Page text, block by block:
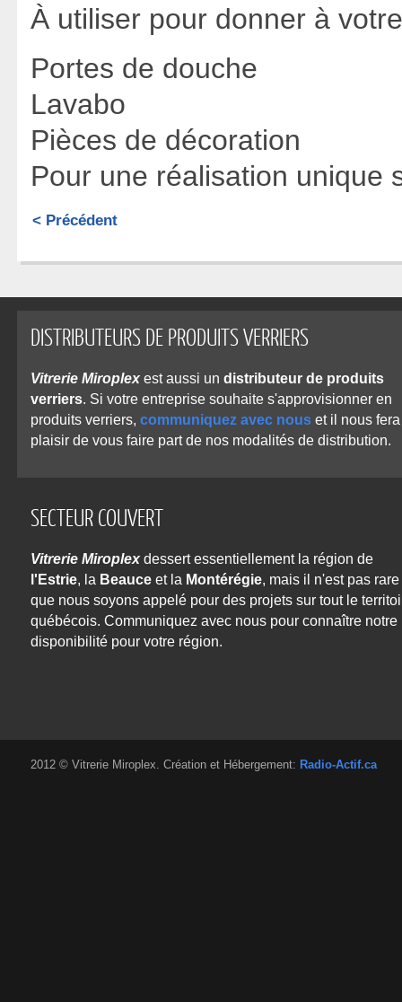
À utiliser pour donner à
Portes de douche
Lavabo
Pièces de décoration
Pour une réalisation unique
< Précédent
DISTRIBUTEURS DE PRODUITS VERRIERS
Vitrerie Miroplex est aussi un distributeur de produits
verriers. Si votre entreprise souhaite s'approvisionner en
produits verriers, communiquez avec nous et il nous fera
plaisir de vous faire part de nos modalités de distribution.
SECTEUR COUVERT
Vitrerie Miroplex dessert essentiellement la région de
l'Estrie, la Beauce et la Montérégie, mais il n'est pas rare
que nous soyons appelé pour des projets sur tout le
québécois. Communiquez avec nous pour connaître notre
disponibilité pour votre région.
2012 © Vitrerie Miroplex. Création et Hébergement: Radio-Actif.ca